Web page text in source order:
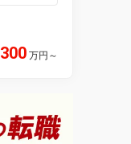
300 万円 ～